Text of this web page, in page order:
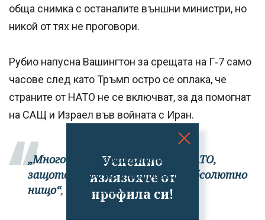
Успешно
излязохте от
профила си!
обща снимка с останалите външни министри, но
никой от тях не проговори.
Рубио напусна Вашингтон за срещата на Г‑7 само
часове след като Тръмп остро се оплака, че
страните от НАТО не се включват, за да помогнат
на САЩ и Израел във войната с Иран.
„Много сме разочаровани от НАТО,
защото НАТО не е направило абсолютно
нищо“, каза Тръмп.